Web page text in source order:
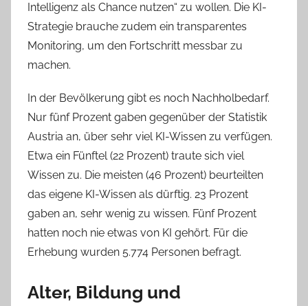
Intelligenz als Chance nutzen“ zu wollen. Die KI-
Strategie brauche zudem ein transparentes
Monitoring, um den Fortschritt messbar zu
machen.
In der Bevölkerung gibt es noch Nachholbedarf.
Nur fünf Prozent gaben gegenüber der Statistik
Austria an, über sehr viel KI-Wissen zu verfügen.
Etwa ein Fünftel (22 Prozent) traute sich viel
Wissen zu. Die meisten (46 Prozent) beurteilten
das eigene KI-Wissen als dürftig. 23 Prozent
gaben an, sehr wenig zu wissen. Fünf Prozent
hatten noch nie etwas von KI gehört. Für die
Erhebung wurden 5.774 Personen befragt.
Alter, Bildung und